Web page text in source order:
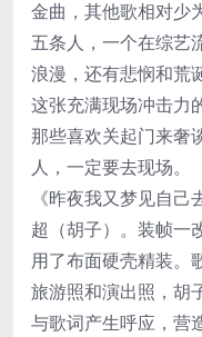
金曲，其他歌相对少
五条人，一个在综
浪漫，还有悲悯和荒诞
这张充满现场冲击
那些喜欢关起门来奢
人，一定要去现场。
《昨夜我又梦见自
超（胡子）。装帧一
用了布面硬壳精装。
旅游照和演出照，胡
与歌词产生呼应，营